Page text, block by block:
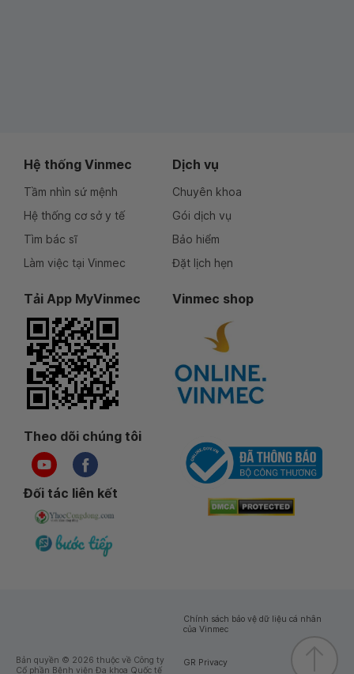
Hệ thống Vinmec
Tầm nhìn sứ mệnh
Hệ thống cơ sở y tế
Tìm bác sĩ
Làm việc tại Vinmec
Dịch vụ
Chuyên khoa
Gói dịch vụ
Bảo hiểm
Đặt lịch hẹn
Tải App MyVinmec Vinmec shop
Theo dõi chúng tôi
Đối tác liên kết
Bản quyền © 2026 thuộc về Công ty
Cổ phần Bệnh viện Đa khoa Quốc tế
Chính sách bảo vệ dữ liệu cá nhân
của Vinmec
GR Privacy